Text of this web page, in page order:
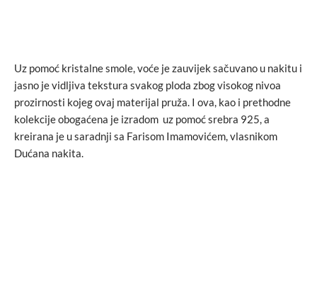
Uz pomoć kristalne smole, voće je zauvijek sačuvano u nakitu i
jasno je vidljiva tekstura svakog ploda zbog visokog nivoa
prozirnosti kojeg ovaj materijal pruža. I ova, kao i prethodne
kolekcije obogaćena je izradom uz pomoć srebra 925, a
kreirana je u saradnji sa Farisom Imamovićem, vlasnikom
Dućana nakita.